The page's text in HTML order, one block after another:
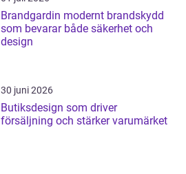
Brandgardin modernt brandskydd
som bevarar både säkerhet och
design
30 juni 2026
Butiksdesign som driver
försäljning och stärker varumärket